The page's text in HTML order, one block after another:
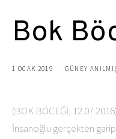
Bok
1 OCAK 2019 GÜNEY
(BOK BÖCEĞİ, 12.07.2016)
İnsanoğlu gerçekten